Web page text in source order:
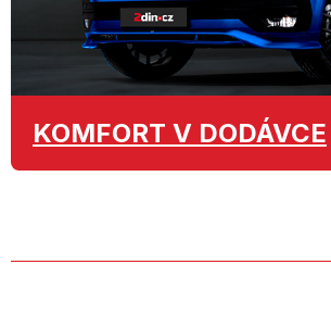
KOMFORT V DODÁVCE